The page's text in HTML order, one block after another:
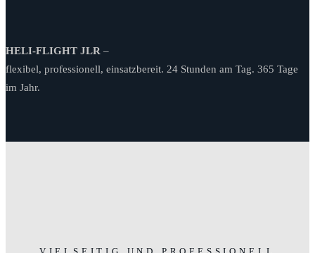
HELI-FLIGHT JLR –
flexibel, professionell, einsatzbereit. 24 Stunden am Tag. 365 Tage
im Jahr.